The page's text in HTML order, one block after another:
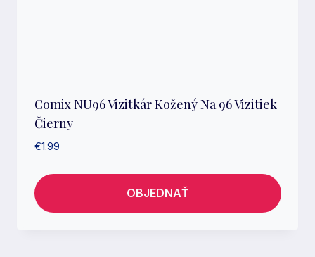
Comix NU96 Vizitkár Kožený Na 96 Vizitiek
Čierny
€1.99
OBJEDNAŤ